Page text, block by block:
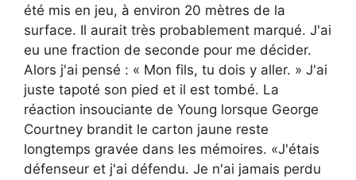
été mis en jeu, à environ 20 mètres de la
surface. Il aurait très probablement marqué. J'ai
eu une fraction de seconde pour me décider.
Alors j'ai pensé : « Mon fils, tu dois y aller. » J'ai
juste tapoté son pied et il est tombé. La
réaction insouciante de Young lorsque George
Courtney brandit le carton jaune reste
longtemps gravée dans les mémoires. «J'étais
défenseur et j'ai défendu. Je n'ai jamais perdu